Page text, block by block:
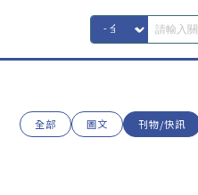
全部 圖文 刊物/快訊